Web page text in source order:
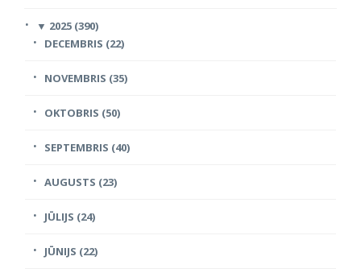
▼ 2025 (390)
DECEMBRIS (22)
NOVEMBRIS (35)
OKTOBRIS (50)
SEPTEMBRIS (40)
AUGUSTS (23)
JŪLIJS (24)
JŪNIJS (22)